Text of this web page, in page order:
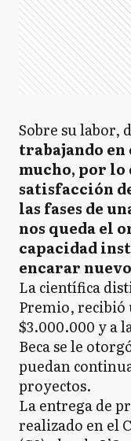
Sobre su labor,
trabajando en
mucho, por lo
satisfacción
las fases de
nos queda el
capacidad
encarar
La científica
Premio, recibió
$3.000.000 y a
Beca se le
puedan
proyectos.
La entrega de
realizado en el